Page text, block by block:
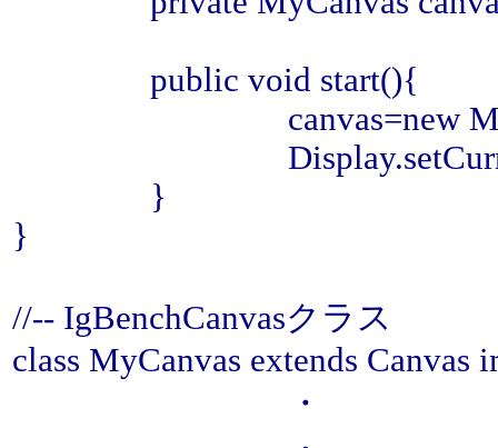
public void start(){
canvas=new
}
}
//-- IgBenchCanvasクラス
class MyCanvas extends
・